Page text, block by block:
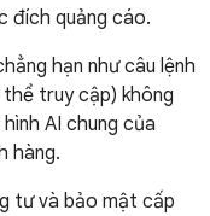
đích quảng cáo.
hạn như câu lệnh
truy cập) không
AI chung của
hàng.
tư và bảo mật cấp